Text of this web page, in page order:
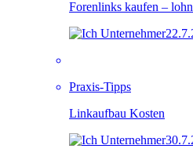
Forenlinks kaufen –
Praxis-Tipps
Linkaufbau Kosten